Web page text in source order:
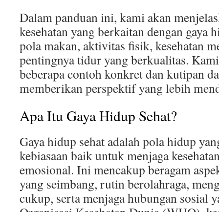
Dalam panduan ini, kami akan
kesehatan yang berkaitan dengan gaya
pola makan, aktivitas fisik, kesehatan
pentingnya tidur yang berkualitas.
beberapa contoh konkret dan kutipan
memberikan perspektif yang lebih
Apa Itu Gaya Hidup Sehat?
Gaya hidup sehat adalah pola hidup
kebiasaan baik untuk menjaga
emosional. Ini mencakup beragam
yang seimbang, rutin berolahraga,
cukup, serta menjaga hubungan sosial